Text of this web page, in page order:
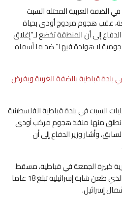
الضفة الغربية المحتلة السبت
عقب هجوم مزدوج أودى بحياة
إلى أن المنطقة تخضع لـ”إغلاق
لا هوادة فيها” ضد ما أسماه
بلدة قباطية بالضفة الغربية ويفرض
السبت في بلدة قباطية الفلسطينية
انطلق منها منفذ هجوم مركب أودى
وأشار وزير الدفاع إلى أن
كبيرة الجمعة في قباطية، مسقط
رأس الفلسطيني البالغ 34 عاما الذي طعن شابة إسرائيلية تبلغ 18 عاما
إسرائيل.